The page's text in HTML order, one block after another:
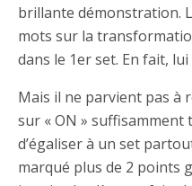
brillante démonstration.
mots sur la
dans le 1er set. En fait,
Mais il ne parvient pas
sur « ON » suffisamment
d’égaliser à un set
marqué plus de 2 points